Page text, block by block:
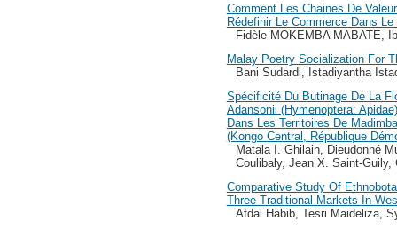
Comment Les Chaines De
Rédefinir Le Commerce Dans Le
Fidèle MOKEMBA MABATE,
Malay Poetry Socialization For
Bani Sudardi, Istadiyantha
Spécificité Du Butinage De La
Adansonii (Hymenoptera:
Dans Les Territoires De
(Kongo Central, République
Matala I. Ghilain, Dieudonné
Coulibaly, Jean X. Saint-Guily,
Comparative Study Of
Three Traditional Markets In
Afdal Habib, Tesri Maideliza,